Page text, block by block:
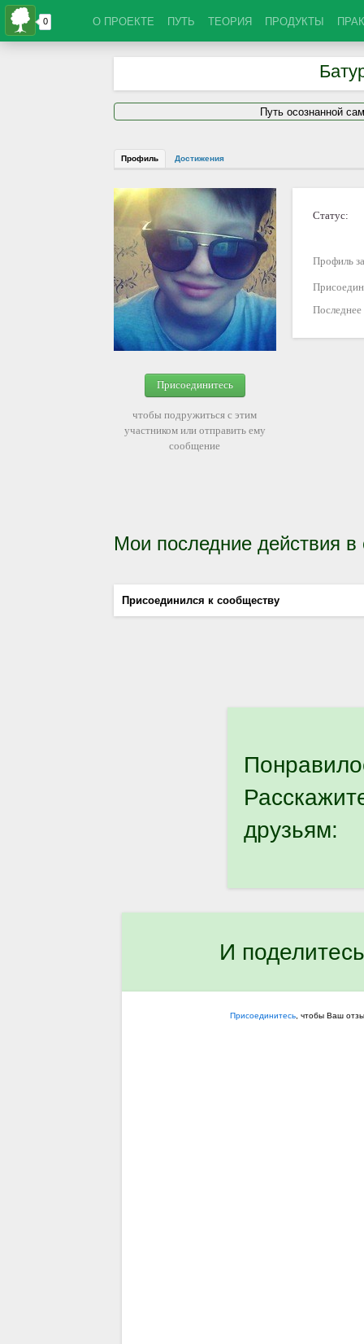
О ПРОЕКТЕ ПУТЬ ТЕОРИЯ ПРОДУКТЫ
Путь осознанной
Профиль Достижения
Присоединитесь
чтобы подружиться с этим
участником или отправить ему
сообщение
Статус:
Профиль
Мои последние действия
Присоединился к сообществу
друзьям:
И
Присоединитесь , чтобы Ваш